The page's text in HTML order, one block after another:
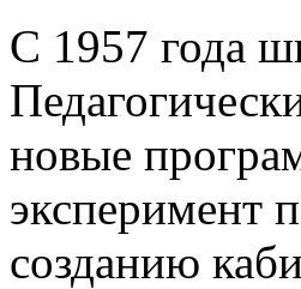
С 1957 года
новые
эксперимент
созданию